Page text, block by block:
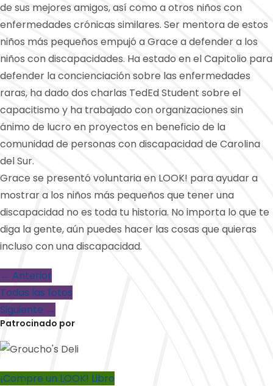
de sus mejores amigos, así como a otros niños con
enfermedades crónicas similares. Ser mentora de estos
niños más pequeños empujó a Grace a defender a los
niños con discapacidades. Ha estado en el Capitolio para
defender la concienciación sobre las enfermedades
raras, ha dado dos charlas TedEd Student sobre el
capacitismo y ha trabajado con organizaciones sin
ánimo de lucro en proyectos en beneficio de la
comunidad de personas con discapacidad de Carolina
del Sur.
Grace se presentó voluntaria en LOOK! para ayudar a
mostrar a los niños más pequeños que tener una
discapacidad no es toda tu historia. No importa lo que te
diga la gente, aún puedes hacer las cosas que quieras
incluso con una discapacidad.
← Anterior
Todas las fotos
Siguiente →
Patrocinado por
¡Compre un LOOK! Libro